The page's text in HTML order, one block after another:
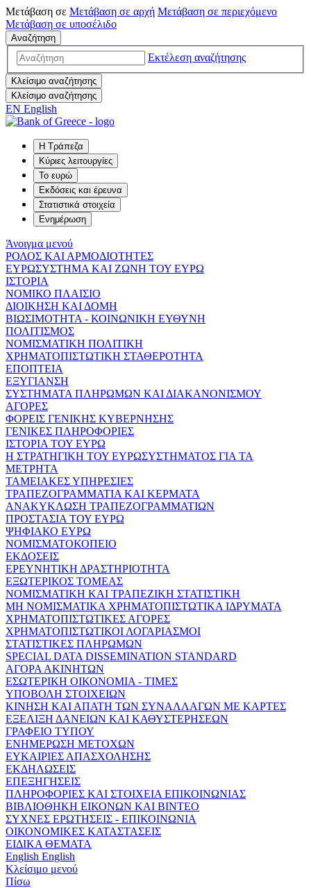
Μετάβαση σε Μετάβαση σε αρχή Μετάβαση σε περιεχόμενο
Μετάβαση σε υποσέλιδο
Αναζήτηση
Εκτέλεση αναζήτησης
Κλείσιμο αναζήτησης
Κλείσιμο αναζήτησης
EN English
Η Τράπεζα
Κύριες λειτουργίες
Το ευρώ
Εκδόσεις και έρευνα
Στατιστικά στοιχεία
Ενημέρωση
Άνοιγμα μενού
ΡΟΛΟΣ ΚΑΙ ΑΡΜΟΔΙΟΤΗΤΕΣ
ΕΥΡΩΣΥΣΤΗΜΑ ΚΑΙ ΖΩΝΗ ΤΟΥ ΕΥΡΩ
ΙΣΤΟΡΙΑ
ΝΟΜΙΚΟ ΠΛΑΙΣΙΟ
ΔΙΟΙΚΗΣΗ ΚΑΙ ΔΟΜΗ
ΒΙΩΣΙΜΟΤΗΤΑ - ΚΟΙΝΩΝΙΚΗ ΕΥΘΥΝΗ
ΠΟΛΙΤΙΣΜΟΣ
ΝΟΜΙΣΜΑΤΙΚΗ ΠΟΛΙΤΙΚΗ
ΧΡΗΜΑΤΟΠΙΣΤΩΤΙΚΗ ΣΤΑΘΕΡΟΤΗΤΑ
ΕΠΟΠΤΕΙΑ
ΕΞΥΓΙΑΝΣΗ
ΣΥΣΤΗΜΑΤΑ ΠΛΗΡΩΜΩΝ ΚΑΙ ΔΙΑΚΑΝΟΝΙΣΜΟΥ
ΑΓΟΡΕΣ
ΦΟΡΕΙΣ ΓΕΝΙΚΗΣ ΚΥΒΕΡΝΗΣΗΣ
ΓΕΝΙΚΕΣ ΠΛΗΡΟΦΟΡΙΕΣ
ΙΣΤΟΡΙΑ ΤΟΥ ΕΥΡΩ
Η ΣΤΡΑΤΗΓΙΚΗ ΤΟΥ ΕΥΡΩΣΥΣΤΗΜΑΤΟΣ ΓΙΑ ΤΑ
ΜΕΤΡΗΤΑ
ΤΑΜΕΙΑΚΕΣ ΥΠΗΡΕΣΙΕΣ
ΤΡΑΠΕΖΟΓΡΑΜΜΑΤΙΑ ΚΑΙ ΚΕΡΜΑΤΑ
ΑΝΑΚΥΚΛΩΣΗ ΤΡΑΠΕΖΟΓΡΑΜΜΑΤΙΩΝ
ΠΡΟΣΤΑΣΙΑ ΤΟΥ ΕΥΡΩ
ΨΗΦΙΑΚΟ ΕΥΡΩ
ΝΟΜΙΣΜΑΤΟΚΟΠΕΙΟ
ΕΚΔΟΣΕΙΣ
ΕΡΕΥΝΗΤΙΚΗ ΔΡΑΣΤΗΡΙΟΤΗΤΑ
ΕΞΩΤΕΡΙΚΟΣ ΤΟΜΕΑΣ
ΝΟΜΙΣΜΑΤΙΚΗ ΚΑΙ ΤΡΑΠΕΖΙΚΗ ΣΤΑΤΙΣΤΙΚΗ
ΜΗ ΝΟΜΙΣΜΑΤΙΚΑ ΧΡΗΜΑΤΟΠΙΣΤΩΤΙΚΑ ΙΔΡΥΜΑΤΑ
ΧΡΗΜΑΤΟΠΙΣΤΩΤΙΚΕΣ ΑΓΟΡΕΣ
ΧΡΗΜΑΤΟΠΙΣΤΩΤΙΚΟΙ ΛΟΓΑΡΙΑΣΜΟΙ
ΣΤΑΤΙΣΤΙΚΕΣ ΠΛΗΡΩΜΩΝ
SPECIAL DATA DISSEMINATION STANDARD
ΑΓΟΡΑ ΑΚΙΝΗΤΩΝ
ΕΣΩΤΕΡΙΚΗ ΟΙΚΟΝΟΜΙΑ - ΤΙΜΕΣ
ΥΠΟΒΟΛΗ ΣΤΟΙΧΕΙΩΝ
ΚΙΝΗΣΗ ΚΑΙ ΑΠΑΤΗ ΤΩΝ ΣΥΝΑΛΛΑΓΩΝ ΜΕ ΚΑΡΤΕΣ
ΕΞΕΛΙΞΗ ΔΑΝΕΙΩΝ ΚΑΙ ΚΑΘΥΣΤΕΡΗΣΕΩΝ
ΓΡΑΦΕΙΟ ΤΥΠΟΥ
ΕΝΗΜΕΡΩΣΗ ΜΕΤΟΧΩΝ
ΕΥΚΑΙΡΙΕΣ ΑΠΑΣΧΟΛΗΣΗΣ
ΕΚΔΗΛΩΣΕΙΣ
ΕΠΕΞΗΓΗΣΕΙΣ
ΠΛΗΡΟΦΟΡΙΕΣ ΚΑΙ ΣΤΟΙΧΕΙΑ ΕΠΙΚΟΙΝΩΝΙΑΣ
ΒΙΒΛΙΟΘΗΚΗ ΕΙΚΟΝΩΝ ΚΑΙ ΒΙΝΤΕΟ
ΣΥΧΝΕΣ ΕΡΩΤΗΣΕΙΣ - ΕΠΙΚΟΙΝΩΝΙΑ
ΟΙΚΟΝΟΜΙΚΕΣ ΚΑΤΑΣΤΑΣΕΙΣ
ΕΙΔΙΚΑ ΘΕΜΑΤΑ
English English
Κλείσιμο μενού
Πίσω